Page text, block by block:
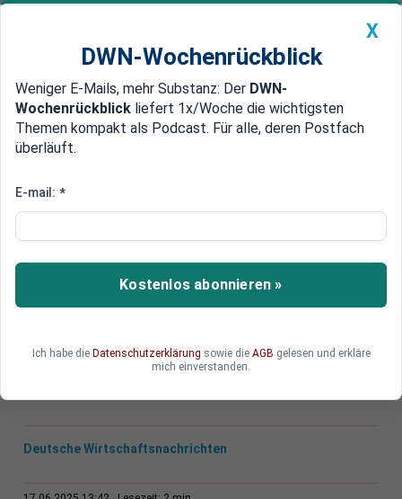
Newsticker MEIN DWN: Geldanlage Premium
Edelmetalle DWN-Magazin China
ESG-Wende: Banken öffnen sich
Lange galten Rüstungsfirmen als tabu für ESG-
Investoren – jetzt vollzieht die deutsche
Finanzwelt offenbar eine Kehrtwende. Sicherheit
öffnen ihre Kassen für Waffenprojekte. Was
steckt hinter diesem Kurswechsel?
Deutsche Wirtschaftsnachrichten
X
DWN-Wochenrückblick
Weniger E-Mails, mehr Substanz: Der DWN-
Wochenrückblick liefert 1x/Woche die wichtigsten
Themen kompakt als Podcast. Für alle, deren Postfach
überläuft.
E-mail: *
Kostenlos abonnieren »
Ich habe die Datenschutzerklärung sowie die AGB gelesen und erkläre
mich einverstanden.